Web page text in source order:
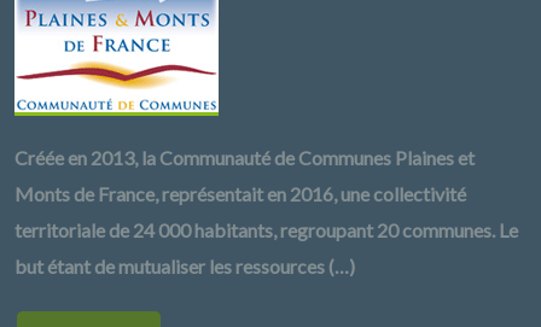
Créée en 2013, la Communauté de Communes Plaines et
Monts de France, représentait en 2016, une collectivité
territoriale de 24 000 habitants, regroupant 20 communes. Le
but étant de mutualiser les ressources (…)